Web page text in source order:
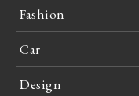
Fashion
Car
Design